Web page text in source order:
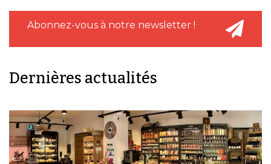
Abonnez-vous à notre newsletter !
Dernières actualités